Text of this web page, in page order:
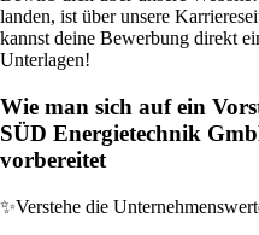
landen, ist über unsere
kannst deine Bewerbung direkt
Unterlagen!
Wie man sich auf ein
SÜD Energietechnik
vorbereitet
✨Verstehe die